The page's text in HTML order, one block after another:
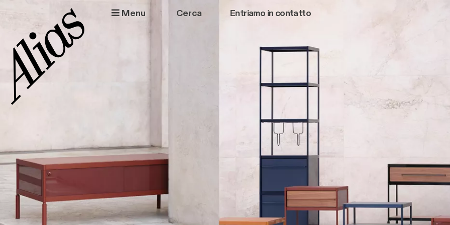
Salta al contenuto principale
Menu Main navigation
Entriamo in contatto